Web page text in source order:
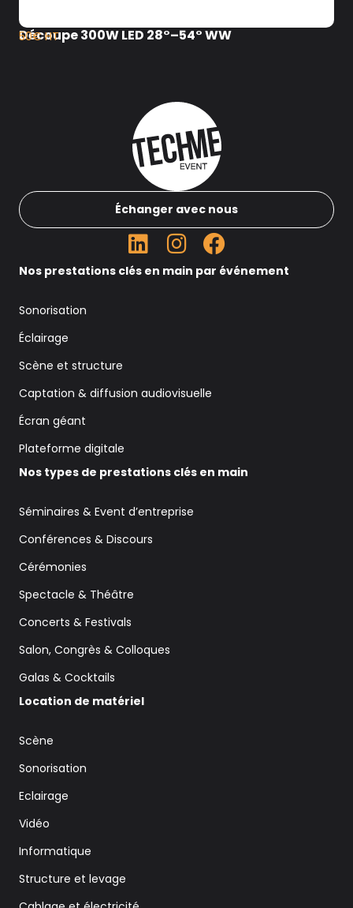
Découpe 300W LED 28°–54° WW
50€ HT
Échanger avec nous
Nos prestations clés en main par événement
Sonorisation
Éclairage
Scène et structure
Captation & diffusion audiovisuelle
Écran géant
Plateforme digitale
Nos types de prestations clés en main
Séminaires & Event d’entreprise
Conférences & Discours
Cérémonies
Spectacle & Théâtre
Concerts & Festivals
Salon, Congrès & Colloques
Galas & Cocktails
Location de matériel
Scène
Sonorisation
Eclairage
Vidéo
Informatique
Structure et levage